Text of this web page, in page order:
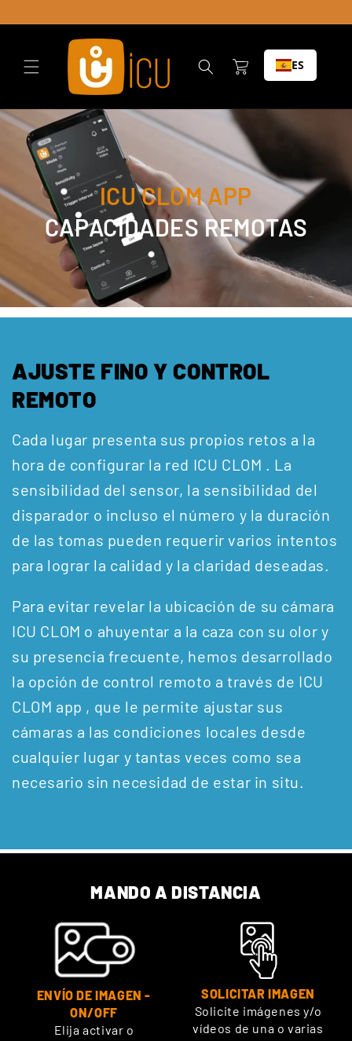
contenido
Carrito ES
ICU CLOM APP
CAPACIDADES REMOTAS
AJUSTE FINO Y CONTROL
REMOTO
Cada lugar presenta sus propios retos a la
hora de configurar la red ICU CLOM . La
sensibilidad del sensor, la sensibilidad del
disparador o incluso el número y la duración
de las tomas pueden requerir varios intentos
para lograr la calidad y la claridad deseadas.
Para evitar revelar la ubicación de su cámara
ICU CLOM o ahuyentar a la caza con su olor y
su presencia frecuente, hemos desarrollado
la opción de control remoto a través de ICU
CLOM app , que le permite ajustar sus
cámaras a las condiciones locales desde
cualquier lugar y tantas veces como sea
necesario sin necesidad de estar in situ.
MANDO A DISTANCIA
ENVÍO DE IMAGEN -
ON/OFF
Elija activar o
SOLICITAR IMAGEN
Solicite imágenes y/o
vídeos de una o varias